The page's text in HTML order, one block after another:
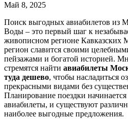
Май 8, 2025
Поиск выгодных авиабилетов из Москвы в Минеральные
Воды – это первый шаг к
живописном регионе Кавказских
регион славится своими
пейзажами и богатой историей.
стремятся найти авиабилеты
туда дешево, чтобы насладиться
прекрасными видами без
Планирование поездки
авиабилеты, и существуют
наиболее выгодные предложения.